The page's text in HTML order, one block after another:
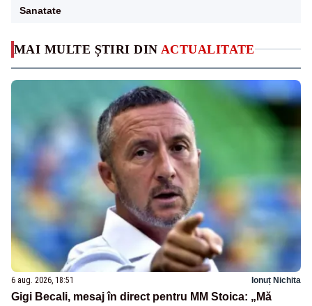
MAI MULTE ȘTIRI DIN ACTUALITATE
6 aug. 2026, 18:51 Ionuț Nichita
Gigi Becali, mesaj în direct pentru MM Stoica: „Mă
Sanatate